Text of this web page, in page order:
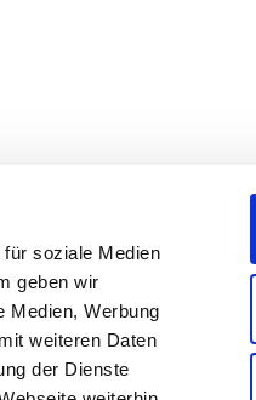
soziale Medien
geben wir
Medien, Werbung
weiteren Daten
der Dienste